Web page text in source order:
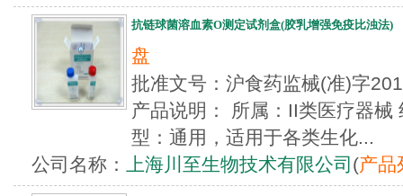
抗链球菌溶血素O测定试剂盒(胶乳增强免疫比浊法)
盘
批准文号：沪食药监械(准)
产品说明： 所属：II类医疗器械
型：通用，适用于各类生化...
公司名称：
上海川至生物技术有限公司 (产品